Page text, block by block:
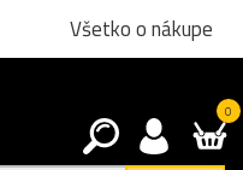
Všetko o nákupe
0